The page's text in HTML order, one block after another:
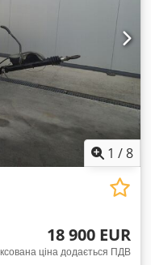
1 /8
18 900 EUR
ціна додається ПДВ